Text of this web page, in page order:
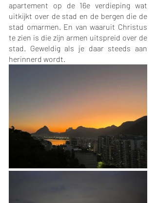
apartement op de 16e verdieping wat
uitkijkt over de stad en de bergen die de
stad omarmen. En van waaruit Christus
te zien is die zijn armen uitspreid over de
stad. Geweldig als je daar steeds aan
herinnerd wordt.